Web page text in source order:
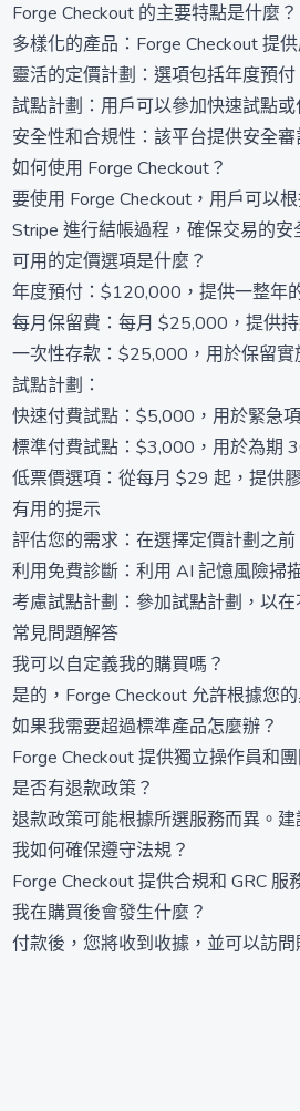
Forge Checkout 的主要特點是什麼？
多樣化的產品：Forge Checkout 提
靈活的定價計劃：選項包括年度預
試點計劃：用戶可以參加快速試點
安全性和合規性：該平台提供安全
如何使用 Forge Checkout？
要使用 Forge Checkout，用戶可以
Stripe 進行結帳過程，確保交易的安
可用的定價選項是什麼？
年度預付：$120,000，提供一整年
每月保留費：每月 $25,000，提供
一次性存款：$25,000，用於保留實
試點計劃：
快速付費試點：$5,000，用於緊急
標準付費試點：$3,000，用於為期
低票價選項：從每月 $29 起，提供
有用的提示
評估您的需求：在選擇定價計劃之
利用免費診斷：利用 AI 記憶風險掃
考慮試點計劃：參加試點計劃，以
常見問題解答
我可以自定義我的購買嗎？
是的，Forge Checkout 允許根據您
如果我需要超過標準產品怎麼辦？
Forge Checkout 提供獨立操作員和
是否有退款政策？
退款政策可能根據所選服務而異。
我如何確保遵守法規？
Forge Checkout 提供合規和 GRC
我在購買後會發生什麼？
付款後，您將收到收據，並可以訪